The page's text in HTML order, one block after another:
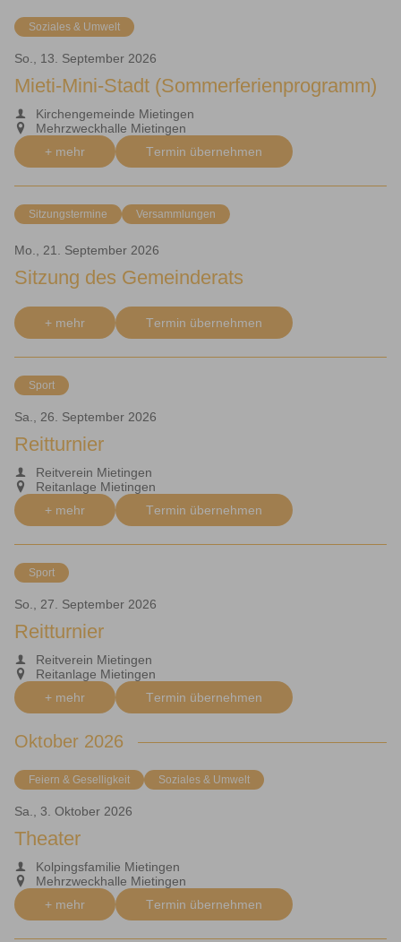
So., 13. September 2026
Mieti-Mini-Stadt (Sommerferienprogramm)
Kirchengemeinde Mietingen
Mehrzweckhalle Mietingen
+ mehr
Termin übernehmen
Soziales & Umwelt
Mo., 21. September 2026
Sitzung des Gemeinderats
+ mehr Termin übernehmen
Sitzungstermine Versammlungen
Sa., 26. September 2026
Reitturnier
Reitverein Mietingen
Reitanlage Mietingen
+ mehr
Termin übernehmen
Sport
So., 27. September 2026
Reitturnier
Reitverein Mietingen
Reitanlage Mietingen
+ mehr
Termin übernehmen
Sport
Oktober 2026
Sa., 3. Oktober 2026
Theater
Kolpingsfamilie Mietingen
Mehrzweckhalle Mietingen
+ mehr
Termin übernehmen
Feiern & Geselligkeit Soziales & Umwelt